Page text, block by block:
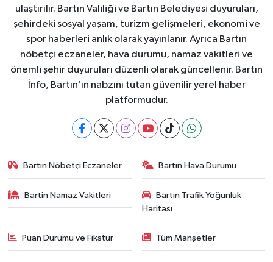
ulaştırılır. Bartın Valiliği ve Bartın Belediyesi duyuruları,
şehirdeki sosyal yaşam, turizm gelişmeleri, ekonomi ve
spor haberleri anlık olarak yayınlanır. Ayrıca Bartın
nöbetçi eczaneler, hava durumu, namaz vakitleri ve
önemli şehir duyuruları düzenli olarak güncellenir. Bartın
İnfo, Bartın’ın nabzını tutan güvenilir yerel haber
platformudur.
Bartın Nöbetçi Eczaneler Bartın Hava Durumu
Bartin Namaz Vakitleri
Bartın Trafik Yoğunluk
Haritası
Puan Durumu ve Fikstür Tüm Manşetler